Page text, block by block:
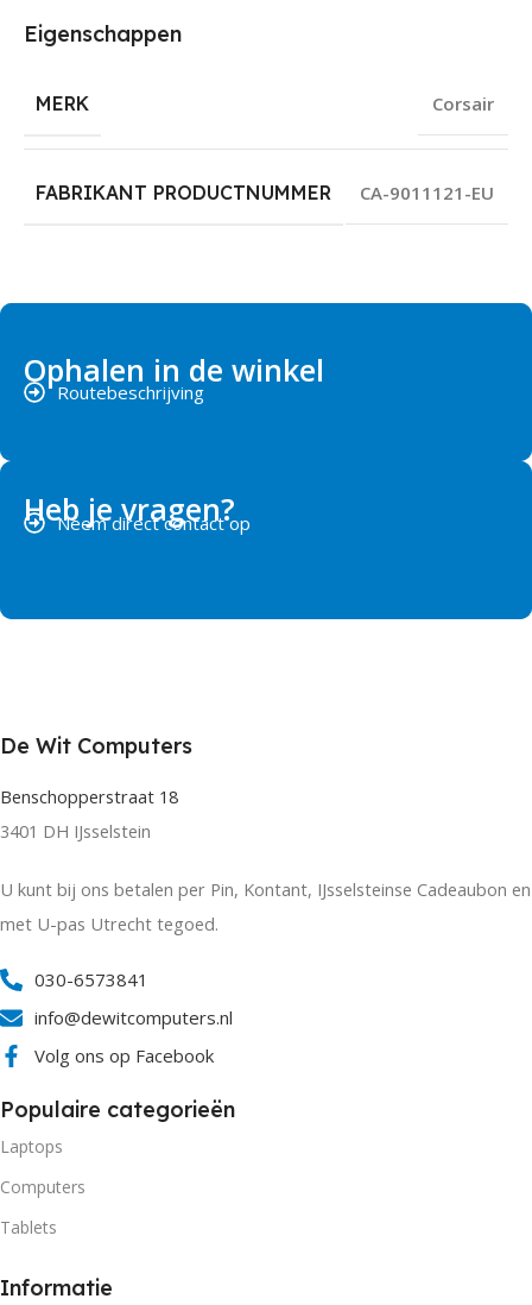
Eigenschappen
MERK Corsair
FABRIKANT PRODUCTNUMMER CA-9011121-EU
Ophalen in de winkel
Routebeschrijving
Heb je vragen?
Neem direct contact op
De Wit Computers
Benschopperstraat 18
3401 DH IJsselstein
U kunt bij ons betalen per Pin, Kontant, IJsselsteinse Cadeaubon en
met U-pas Utrecht tegoed.
030-6573841
info@dewitcomputers.nl
Volg ons op Facebook
Populaire categorieën
Laptops
Computers
Tablets
Informatie